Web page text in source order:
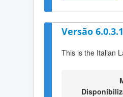
Versão 6.0.3.1
This is the Italian